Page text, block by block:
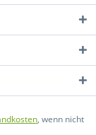
, wenn nicht